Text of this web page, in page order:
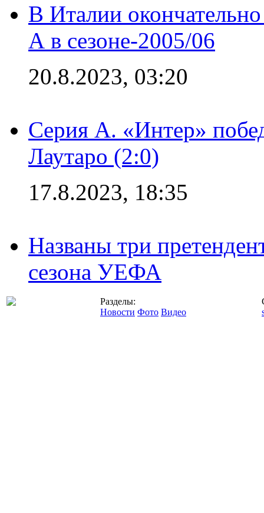
В Италии
А в сезоне-2005/06
20.8.2023, 03:20
Серия А. «Интер»
Лаутаро (2:0)
17.8.2023, 18:35
Названы три
сезона УЕФА
Разделы:
Новости Фото Видео